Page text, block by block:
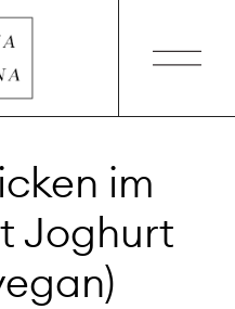
im
Joghurt